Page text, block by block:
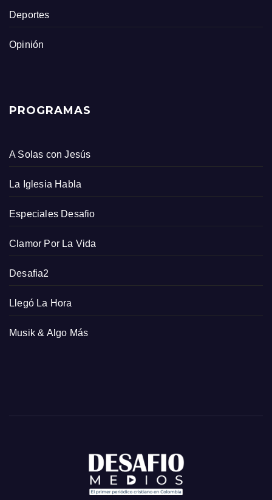
Deportes
Opinión
PROGRAMAS
A Solas con Jesús
La Iglesia Habla
Especiales Desafio
Clamor Por La Vida
Desafia2
Llegó La Hora
Musik & Algo Más